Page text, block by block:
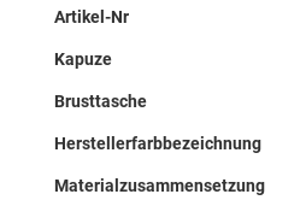
Mehr
Artikel-Nr
Kapuze
Brusttasche
Herstellerfarbbezeichnung
Materialzusammensetzung